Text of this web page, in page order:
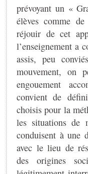
prévoyant un «
élèves comme
réjouir de cet
l’enseignement a
assis, peu
mouvement, on
engouement
convient de
choisis pour la
les situations de
conduisent à une
avec le lieu de
des origines